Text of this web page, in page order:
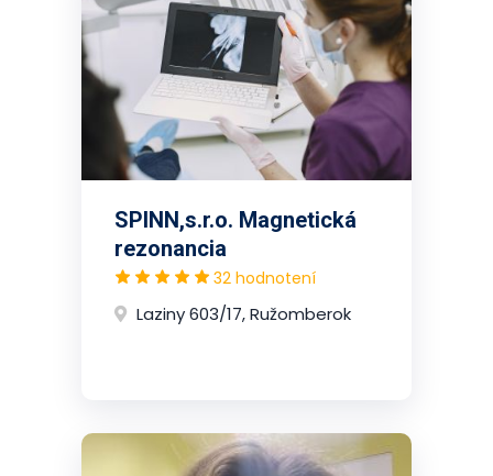
SPINN,s.r.o. Magnetická
rezonancia
32 hodnotení
Laziny 603/17, Ružomberok